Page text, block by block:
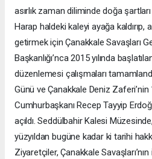
asırlık zaman diliminde doğa
Harap haldeki kaleyi ayağa kaldırıp,
getirmek için Çanakkale Savaşları
Başkanlığı’nca 2015 yılında
düzenlemesi çalışmaları
Günü ve Çanakkale Deniz Zaferi’nin
Cumhurbaşkanı Recep Tayyip
açıldı. Seddülbahir Kalesi
yüzyıldan bugüne kadar ki tarihi
Ziyaretçiler, Çanakkale